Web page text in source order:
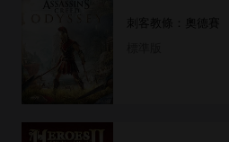
刺客教條：奧德賽